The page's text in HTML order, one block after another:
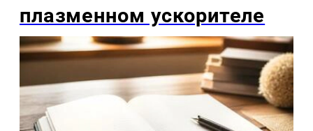
плазменном ускорителе